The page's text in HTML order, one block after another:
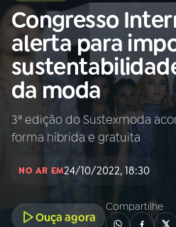
Buscar
na
Rádio
Nacional
Buscar
AO VIVO
01INÍCIO
Congresso
alerta para
da moda
3ª edição do Sustexmoda
forma híbrida e gratuita
NO AR EM24/10/2022, 18:30
Ouça agora
Compartilhe